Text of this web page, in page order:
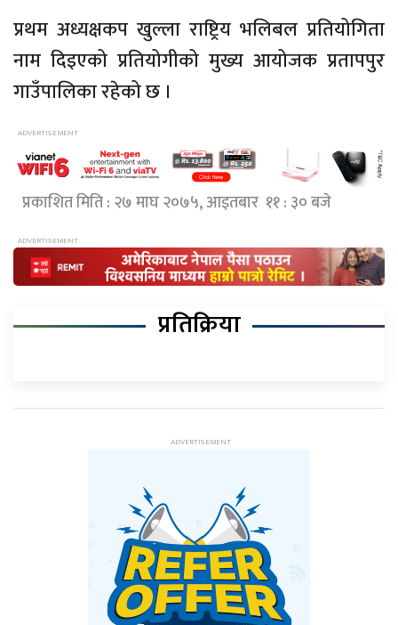
प्रथम अध्यक्षकप खुल्ला राष्ट्रिय भलिबल प्रतियोगिता
नाम दिइएको प्रतियोगीको मुख्य आयोजक प्रतापपुर
गाउँपालिका रहेको छ ।
प्रकाशित मिति : २७ माघ २०७५, आइतबार ११ : ३० बजे
प्रतिक्रिया